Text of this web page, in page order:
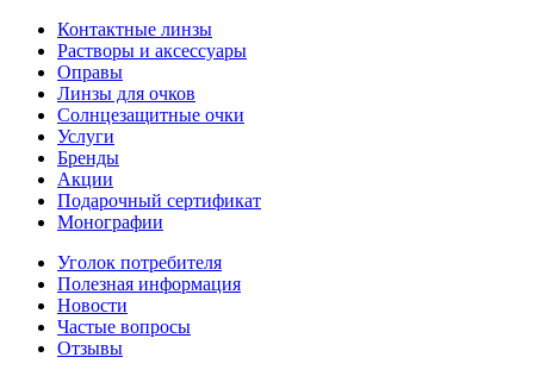
Контактные линзы
Растворы и аксессуары
Оправы
Линзы для очков
Солнцезащитные очки
Услуги
Бренды
Акции
Подарочный сертификат
Монографии
Уголок потребителя
Полезная информация
Новости
Частые вопросы
Отзывы